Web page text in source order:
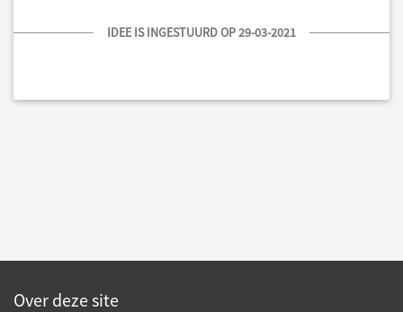
IDEE IS INGESTUURD OP 29-03-2021
Over deze site